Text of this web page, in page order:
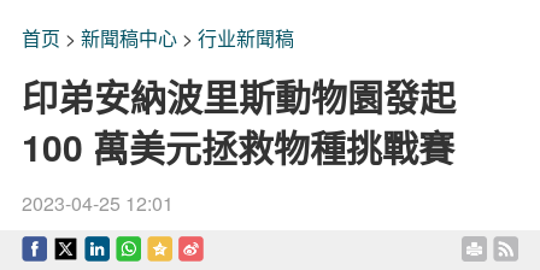
首页 > 新聞稿中心> 行业新聞稿
印弟安納波里斯動物園發起
100 萬美元拯救物種挑戰賽
2023-04-25 12:01